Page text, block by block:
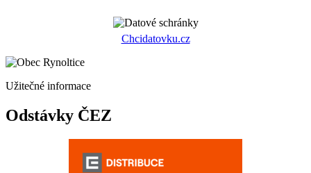
Chcidatovku.cz
Užitečné informace
Odstávky ČEZ